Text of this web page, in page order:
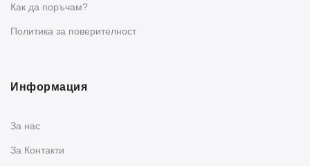
Как да поръчам?
Политика за поверителност
Информация
За нас
За Контакти